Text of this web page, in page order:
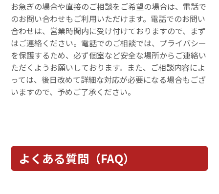
お急ぎの場合や直接のご相談をご希望の場合は、電話で
のお問い合わせもご利用いただけます。電話でのお問い
合わせは、営業時間内に受け付けておりますので、まず
はご連絡ください。電話でのご相談では、プライバシー
を保護するため、必ず個室など安全な場所からご連絡い
ただくようお願いしております。また、ご相談内容によ
っては、後日改めて詳細な対応が必要になる場合もござ
いますので、予めご了承ください。
よくある質問（FAQ）